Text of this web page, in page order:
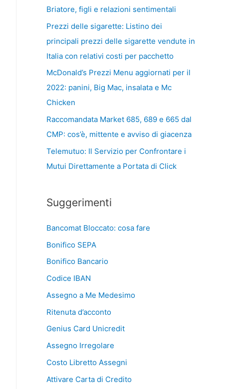
Briatore, figli e relazioni sentimentali
Prezzi delle sigarette: Listino dei
principali prezzi delle sigarette vendute in
Italia con relativi costi per pacchetto
McDonald’s Prezzi Menu aggiornati per il
2022: panini, Big Mac, insalata e Mc
Chicken
Raccomandata Market 685, 689 e 665 dal
CMP: cos’è, mittente e avviso di giacenza
Telemutuo: Il Servizio per Confrontare i
Mutui Direttamente a Portata di Click
Suggerimenti
Bancomat Bloccato: cosa fare
Bonifico SEPA
Bonifico Bancario
Codice IBAN
Assegno a Me Medesimo
Ritenuta d’acconto
Genius Card Unicredit
Assegno Irregolare
Costo Libretto Assegni
Attivare Carta di Credito